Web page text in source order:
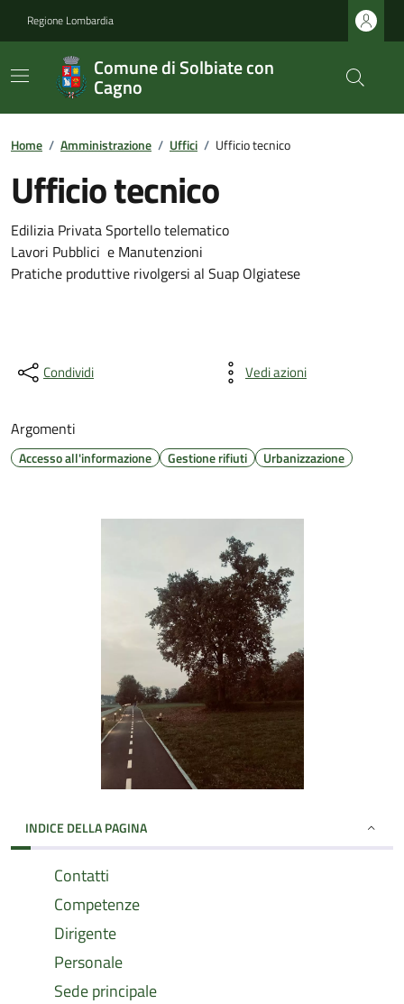
Regione Lombardia
Comune di Solbiate con
Cagno
Home / Amministrazione / Uffici / Ufficio tecnico
Ufficio tecnico
Edilizia Privata Sportello telematico
Lavori Pubblici e Manutenzioni
Pratiche produttive rivolgersi al Suap Olgiatese
Condividi Vedi azioni
Argomenti
Accesso all'informazione Gestione rifiuti Urbanizzazione
INDICE DELLA PAGINA
Contatti
Competenze
Dirigente
Personale
Sede principale